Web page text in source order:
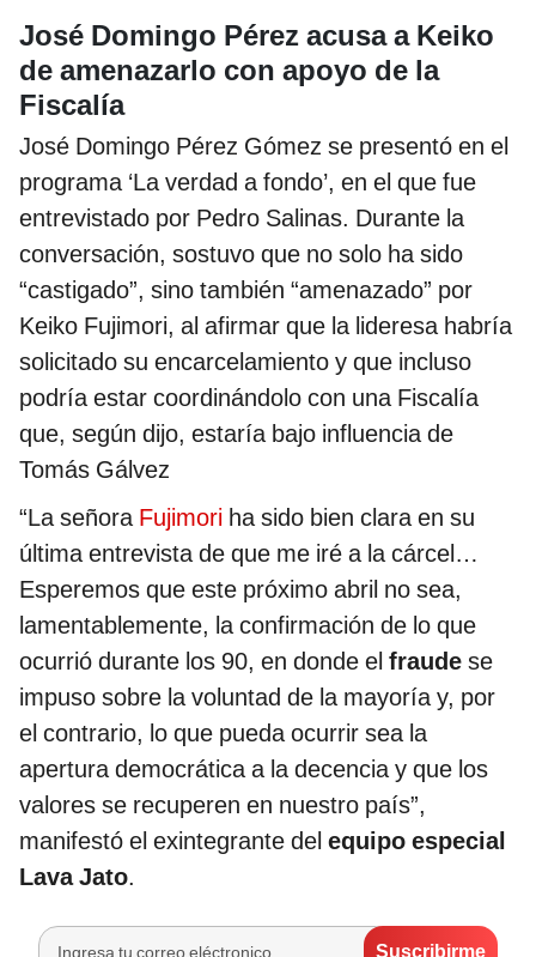
José Domingo Pérez acusa a Keiko
de amenazarlo con apoyo de la
Fiscalía
José Domingo Pérez Gómez se presentó en el
programa ‘La verdad a fondo’, en el que fue
entrevistado por Pedro Salinas. Durante la
conversación, sostuvo que no solo ha sido
“castigado”, sino también “amenazado” por
Keiko Fujimori, al afirmar que la lideresa habría
solicitado su encarcelamiento y que incluso
podría estar coordinándolo con una Fiscalía
que, según dijo, estaría bajo influencia de
Tomás Gálvez
“La señora Fujimori ha sido bien clara en su
última entrevista de que me iré a la cárcel…
Esperemos que este próximo abril no sea,
lamentablemente, la confirmación de lo que
ocurrió durante los 90, en donde el fraude se
impuso sobre la voluntad de la mayoría y, por
el contrario, lo que pueda ocurrir sea la
apertura democrática a la decencia y que los
valores se recuperen en nuestro país”,
manifestó el exintegrante del equipo especial
Lava Jato.